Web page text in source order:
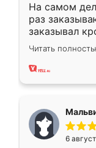
На самом
раз
заказывал
ребёнка при
заказал
хорошее
меньше,
Мне нравится
мебели буду
Читать
6